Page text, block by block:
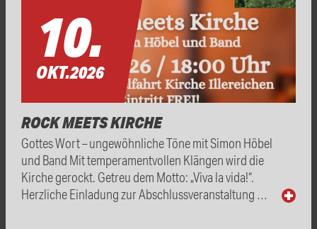
10.
OKT.2026
ROCK MEETS KIRCHE
Gottes Wort – ungewöhnliche Töne mit Simon Höbel
und Band Mit temperamentvollen Klängen wird die
Kirche gerockt. Getreu dem Motto: „Viva la vida!“.
Herzliche Einladung zur Abschlussveranstaltung …